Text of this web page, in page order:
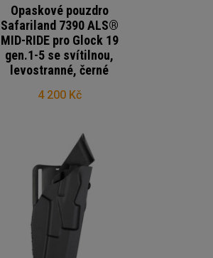
Opaskové pouzdro
Safariland 7390 ALS®
MID-RIDE pro Glock 19
gen.1-5 se svítilnou,
levostranné, černé
4 200 Kč